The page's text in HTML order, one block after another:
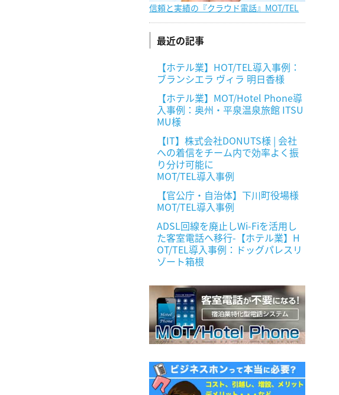
信頼と実績の『クラウド電話』MOT/TEL
最近の記事
【ホテル業】HOT/TEL導入事例：
ブランシエラ ヴィラ 明日香様
【ホテル業】MOT/Hotel Phone導
入事例：奥州・平泉温泉旅館 ITSU
MU様
【IT】株式会社DONUTS様 | 会社
への着信をチーム内で効率よく振
り分け可能に
MOT/TEL導入事例
【官公庁・自治体】下川町役場様
MOT/TEL導入事例
ADSL回線を廃止しWi-Fiを活用し
た客室電話へ移行-【ホテル業】H
OT/TEL導入事例：ドッグパレスリ
ゾート箱根